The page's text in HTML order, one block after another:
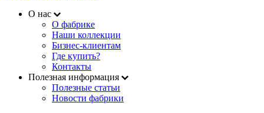
О нас
О фабрике
Наши коллекции
Бизнес-клиентам
Где купить?
Контакты
Полезная информация
Полезные статьи
Новости фабрики